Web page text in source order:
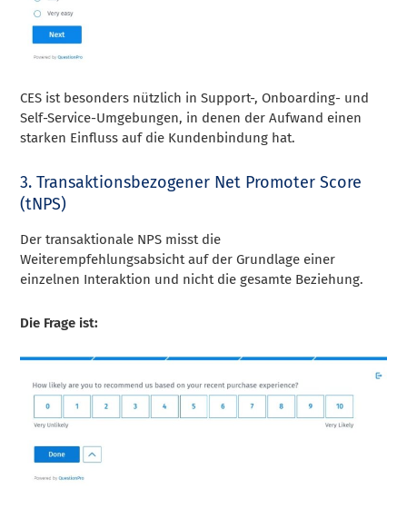
CES ist besonders nützlich in Support-, Onboarding- und
Self-Service-Umgebungen, in denen der Aufwand einen
starken Einfluss auf die Kundenbindung hat.
3. Transaktionsbezogener Net Promoter Score
(tNPS)
Der transaktionale NPS misst die
Weiterempfehlungsabsicht auf der Grundlage einer
einzelnen Interaktion und nicht die gesamte Beziehung.
Die Frage ist: